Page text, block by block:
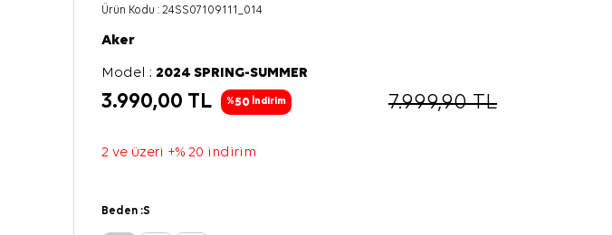
Ürün Kodu :24SS07109111_014
Aker
Model :2024 SPRING-SUMMER
3.990,00 TL %50 İndirim 7.999,90TL
2 ve üzeri +% 20 indirim
Beden :S